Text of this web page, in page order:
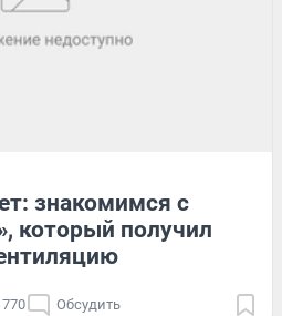
знакомимся с
который получил
770 Обсудить